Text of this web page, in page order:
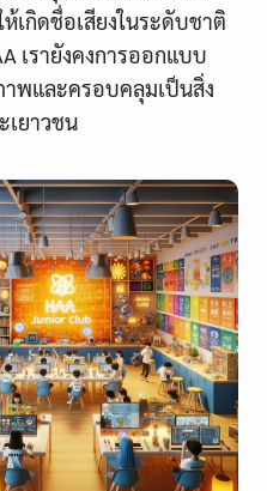
เกิดชื่อเสียงในระดับชาติ
เรายังคงการออกแบบ
พและครอบคลุมเป็นสิ่ง
เยาวชน